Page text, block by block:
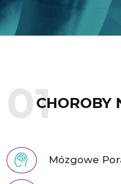
CHOROBY
Mózgowe